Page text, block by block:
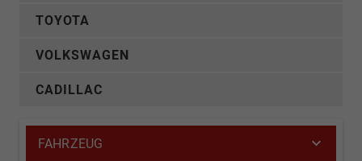
TOYOTA
VOLKSWAGEN
CADILLAC
FAHRZEUG